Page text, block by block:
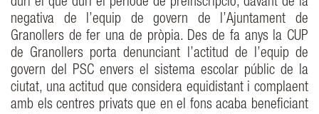
duri el que duri el període de preinscripció, davant de la
negativa de l’equip de govern de l’Ajuntament de
Granollers de fer una de pròpia. Des de fa anys la CUP
de Granollers porta denunciant l’actitud de l’equip de
govern del PSC envers el sistema escolar públic de la
ciutat, una actitud que considera equidistant i complaent
amb els centres privats que en el fons acaba beneficiant